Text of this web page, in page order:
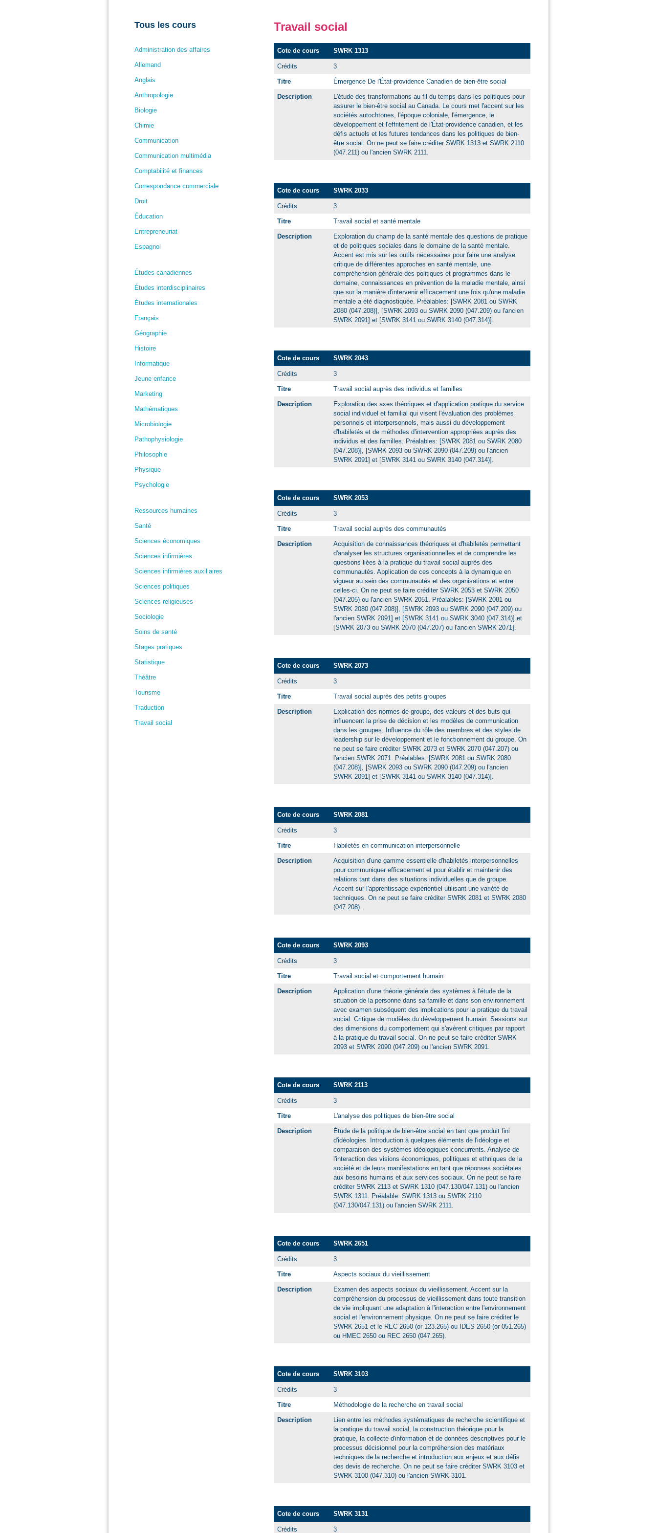
Tous les cours
Administration des affaires
Allemand
Anglais
Anthropologie
Biologie
Chimie
Communication
Communication multimédia
Comptabilité et finances
Correspondance commerciale
Droit
Éducation
Entrepreneuriat
Espagnol
Études canadiennes
Études interdisciplinaires
Études internationales
Français
Géographie
Histoire
Informatique
Jeune enfance
Marketing
Mathématiques
Microbiologie
Pathophysiologie
Philosophie
Physique
Psychologie
Ressources humaines
Santé
Sciences économiques
Sciences infirmières
Sciences infirmières auxiliaires
Sciences politiques
Sciences religieuses
Sociologie
Soins de santé
Stages pratiques
Statistique
Théâtre
Tourisme
Traduction
Travail social
Travail social
Cote de cours SWRK 1313
Crédits 3
Titre Émergence De l'État-providence Canadien de bien-être social
Description
L'étude des transformations au fil du temps dans les politiques pour
assurer le bien-être social au Canada. Le cours met l'accent sur les
sociétés autochtones, l'époque coloniale, l'émergence, le
développement et l'effritement de l'État-providence canadien, et les
défis actuels et les futures tendances dans les politiques de bien-
être social. On ne peut se faire créditer SWRK 1313 et SWRK 2110
(047.211) ou l'ancien SWRK 2111.
Cote de cours SWRK 2033
Crédits 3
Titre Travail social et santé mentale
Description
Exploration du champ de la santé mentale des questions de pratique
et de politiques sociales dans le domaine de la santé mentale.
Accent est mis sur les outils nécessaires pour faire une analyse
critique de différentes approches en santé mentale, une
compréhension générale des politiques et programmes dans le
domaine, connaissances en prévention de la maladie mentale, ainsi
que sur la manière d'intervenir efficacement une fois qu'une maladie
mentale a été diagnostiquée. Préalables: [SWRK 2081 ou SWRK
2080 (047.208)], [SWRK 2093 ou SWRK 2090 (047.209) ou l'ancien
SWRK 2091] et [SWRK 3141 ou SWRK 3140 (047.314)].
Cote de cours SWRK 2043
Crédits 3
Titre Travail social auprès des individus et familles
Description
Exploration des axes théoriques et d'application pratique du service
social individuel et familial qui visent l'évaluation des problèmes
personnels et interpersonnels, mais aussi du développement
d'habiletés et de méthodes d'intervention appropriées auprès des
individus et des familles. Préalables: [SWRK 2081 ou SWRK 2080
(047.208)], [SWRK 2093 ou SWRK 2090 (047.209) ou l'ancien
SWRK 2091] et [SWRK 3141 ou SWRK 3140 (047.314)].
Cote de cours SWRK 2053
Crédits 3
Titre Travail social auprès des communautés
Description
Acquisition de connaissances théoriques et d'habiletés permettant
d'analyser les structures organisationnelles et de comprendre les
questions liées à la pratique du travail social auprès des
communautés. Application de ces concepts à la dynamique en
vigueur au sein des communautés et des organisations et entre
celles-ci. On ne peut se faire créditer SWRK 2053 et SWRK 2050
(047.205) ou l'ancien SWRK 2051. Préalables: [SWRK 2081 ou
SWRK 2080 (047.208)], [SWRK 2093 ou SWRK 2090 (047.209) ou
l'ancien SWRK 2091] et [SWRK 3141 ou SWRK 3040 (047.314)] et
[SWRK 2073 ou SWRK 2070 (047.207) ou l'ancien SWRK 2071].
Cote de cours SWRK 2073
Crédits 3
Titre Travail social auprès des petits groupes
Description
Explication des normes de groupe, des valeurs et des buts qui
influencent la prise de décision et les modèles de communication
dans les groupes. Influence du rôle des membres et des styles de
leadership sur le développement et le fonctionnement du groupe. On
ne peut se faire créditer SWRK 2073 et SWRK 2070 (047.207) ou
l'ancien SWRK 2071. Préalables: [SWRK 2081 ou SWRK 2080
(047.208)], [SWRK 2093 ou SWRK 2090 (047.209) ou l'ancien
SWRK 2091] et [SWRK 3141 ou SWRK 3140 (047.314)].
Cote de cours SWRK 2081
Crédits 3
Titre Habiletés en communication interpersonnelle
Description
Acquisition d'une gamme essentielle d'habiletés interpersonnelles
pour communiquer efficacement et pour établir et maintenir des
relations tant dans des situations individuelles que de groupe.
Accent sur l'apprentissage expérientiel utilisant une variété de
techniques. On ne peut se faire créditer SWRK 2081 et SWRK 2080
(047.208).
Cote de cours SWRK 2093
Crédits 3
Titre Travail social et comportement humain
Description
Application d'une théorie générale des systèmes à l'étude de la
situation de la personne dans sa famille et dans son environnement
avec examen subséquent des implications pour la pratique du travail
social. Critique de modèles du développement humain. Sessions sur
des dimensions du comportement qui s'avèrent critiques par rapport
à la pratique du travail social. On ne peut se faire créditer SWRK
2093 et SWRK 2090 (047.209) ou l'ancien SWRK 2091.
Cote de cours SWRK 2113
Crédits 3
Titre L'analyse des politiques de bien-être social
Description
Étude de la politique de bien-être social en tant que produit fini
d'idéologies. Introduction à quelques éléments de l'idéologie et
comparaison des systèmes idéologiques concurrents. Analyse de
l'interaction des visions économiques, politiques et ethniques de la
société et de leurs manifestations en tant que réponses sociétales
aux besoins humains et aux services sociaux. On ne peut se faire
créditer SWRK 2113 et SWRK 1310 (047.130/047.131) ou l'ancien
SWRK 1311. Préalable: SWRK 1313 ou SWRK 2110
(047.130/047.131) ou l'ancien SWRK 2111.
Cote de cours SWRK 2651
Crédits 3
Titre Aspects sociaux du vieillissement
Description
Examen des aspects sociaux du vieillissement. Accent sur la
compréhension du processus de vieillissement dans toute transition
de vie impliquant une adaptation à l'interaction entre l'environnement
social et l'environnement physique. On ne peut se faire créditer le
SWRK 2651 et le REC 2650 (or 123.265) ou IDES 2650 (or 051.265)
ou HMEC 2650 ou REC 2650 (047.265).
Cote de cours SWRK 3103
Crédits 3
Titre Méthodologie de la recherche en travail social
Description
Lien entre les méthodes systématiques de recherche scientifique et
la pratique du travail social, la construction théorique pour la
pratique, la collecte d'information et de données descriptives pour le
processus décisionnel pour la compréhension des matériaux
techniques de la recherche et introduction aux enjeux et aux défis
des devis de recherche. On ne peut se faire créditer SWRK 3103 et
SWRK 3100 (047.310) ou l'ancien SWRK 3101.
Cote de cours SWRK 3131
Crédits 3